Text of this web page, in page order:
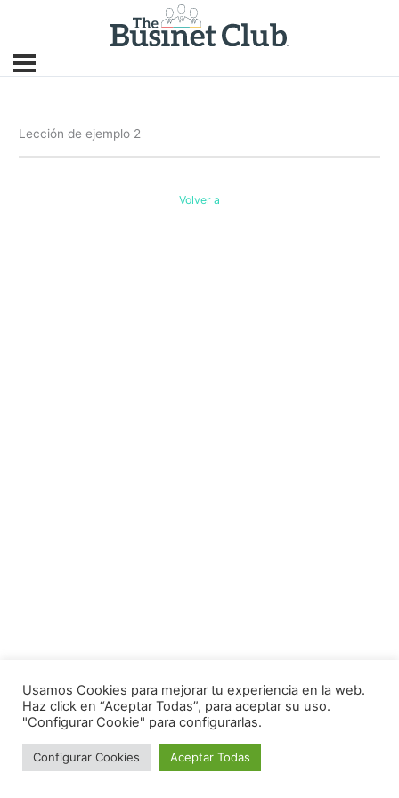
Lección de ejemplo 2
Volver a
Usamos Cookies para mejorar tu experiencia en la web.
Haz click en “Aceptar Todas”, para aceptar su uso.
"Configurar Cookie" para configurarlas.
Configurar Cookies Aceptar Todas